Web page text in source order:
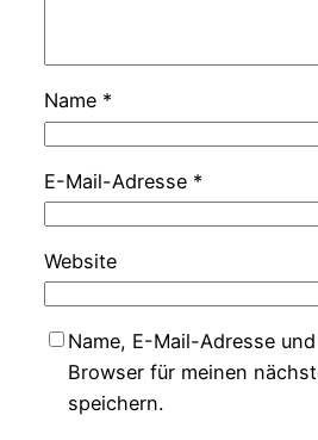
Name *
E-Mail-Adresse *
Website
Name, E-Mail-Adresse
Browser für meinen
speichern.